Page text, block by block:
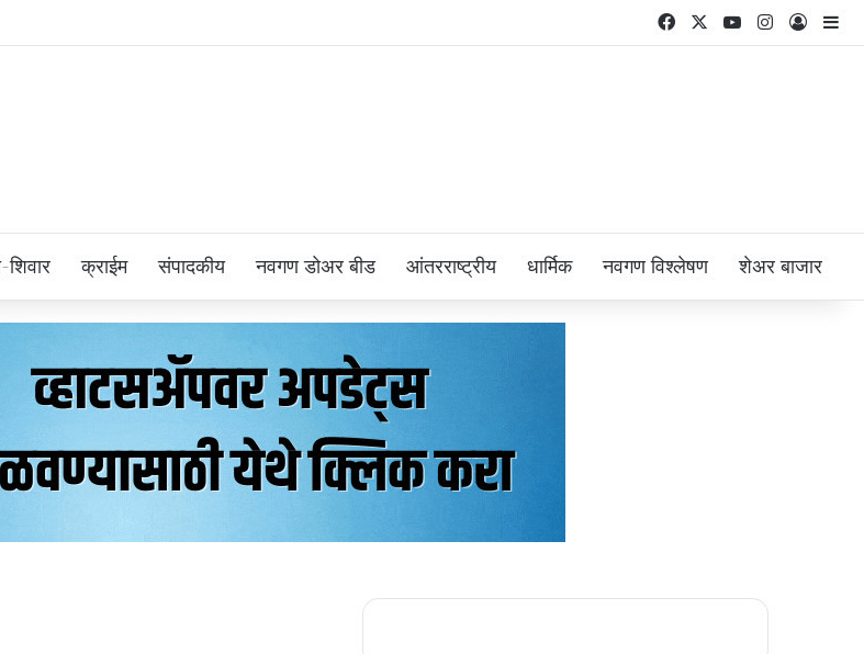
FacebookYouTubeInstagram
Log In
क्राईम संपादकीय नवगण डोअर बीड आंतरराष्ट्रीय धार्मिक नवगण विश्लेषण शेअर बाजार